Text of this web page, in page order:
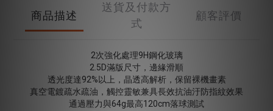
商品描述
送貨及付款方
式
顧客評價
2次強化處理9H鋼化玻璃
2.5D滿版尺寸，邊緣滑順
透光度達92%以上，晶透高解析，保留裸機畫素
真空電鍍疏水疏油，觸控靈敏兼具長效抗油汙防指紋效果
通過壓力與64g最高120cm落球測試